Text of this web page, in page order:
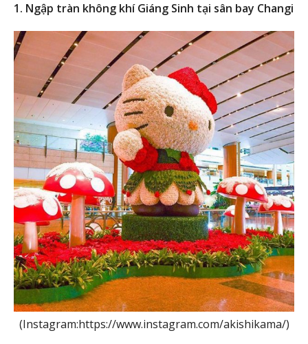
1. Ngập tràn không khí Giáng Sinh tại sân bay Changi
(Instagram:https://www.instagram.com/akishikama/)